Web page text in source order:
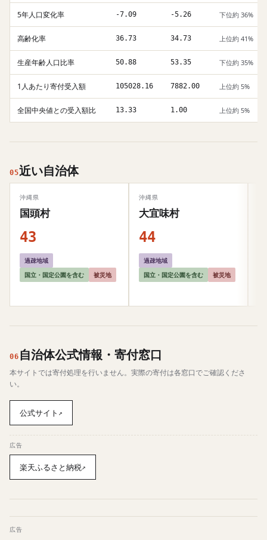
5年人口変化率 -7.09 -5.26 下位約 36%
高齢化率 36.73 34.73 上位約 41%
生産年齢人口比率 50.88 53.35 下位約 35%
1人あたり寄付受入額 105028.16 7882.00 上位約 5%
全国中央値との受入額比 13.33 1.00 上位約 5%
05近い自治体
沖縄県
国頭村
43
過疎地域
国立・国定公園を含む
被災地
沖縄県
大宜味村
44
過疎地域
国立・国定公園を含む
被災地
06 自治体公式情報・寄付窓口
本サイトでは寄付処理を行いません。実際の寄付は各窓口でご確認くださ
い。
公式サイト ↗
広告
楽天ふるさと納税↗
広告